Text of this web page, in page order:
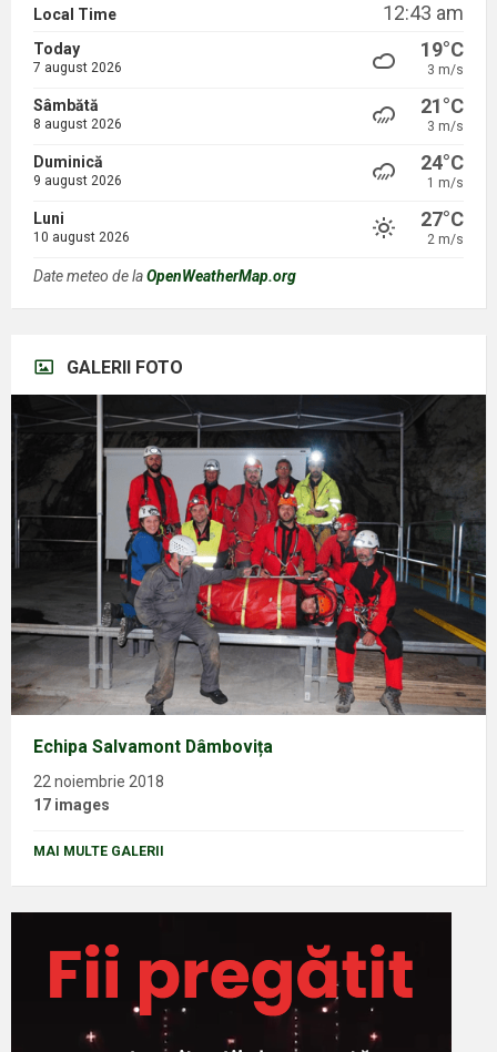
Local Time 12:43 am
Today
7 august 2026
19°C
3 m/s
Sâmbătă
8 august 2026
21°C
3 m/s
Duminică
9 august 2026
24°C
1 m/s
Luni
10 august 2026
27°C
2 m/s
Date meteo de laOpenWeatherMap.org
GALERII FOTO
Echipa Salvamont Dâmbovița
22 noiembrie 2018
17 images
MAI MULTE GALERII